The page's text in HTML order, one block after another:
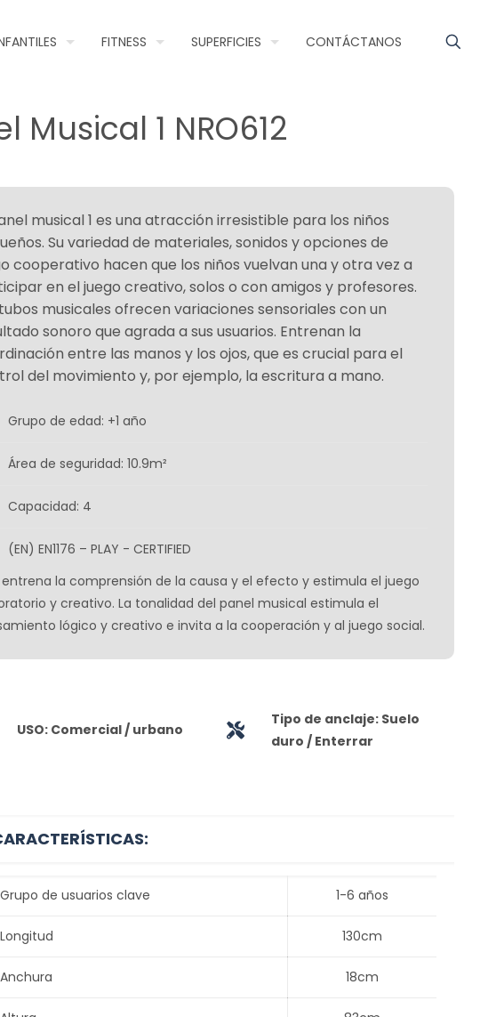
FITNESS SUPERFICIES CONTÁCTANOS
Musical 1 NRO612
musical 1 es una atracción irresistible para los niños
Su variedad de materiales, sonidos y opciones de
cooperativo hacen que los niños vuelvan una y otra vez a
en el juego creativo, solos o con amigos y profesores.
musicales ofrecen variaciones sensoriales con un
sonoro que agrada a sus usuarios. Entrenan la
entre las manos y los ojos, que es crucial para el
del movimiento y, por ejemplo, la escritura a mano.
Grupo de edad: +1 año
Área de seguridad: 10.9m²
Capacidad: 4
(EN) EN1176 – PLAY - CERTIFIED
entrena la comprensión de la causa y el efecto y estimula el juego
y creativo. La tonalidad del panel musical estimula el
lógico y creativo e invita a la cooperación y al juego social.
USO: Comercial / urbano
Tipo de anclaje: Suelo
duro / Enterrar
Grupo de usuarios clave 1-6 años
Longitud 130cm
Anchura 18cm